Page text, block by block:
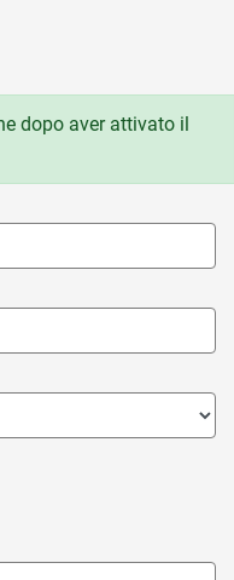
dopo aver attivato il